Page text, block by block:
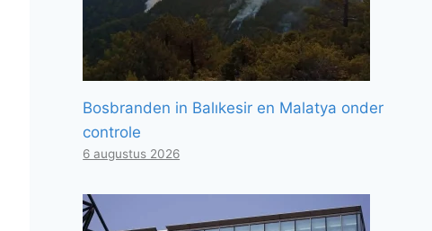
Bosbranden in Balıkesir en Malatya onder
controle
6 augustus 2026